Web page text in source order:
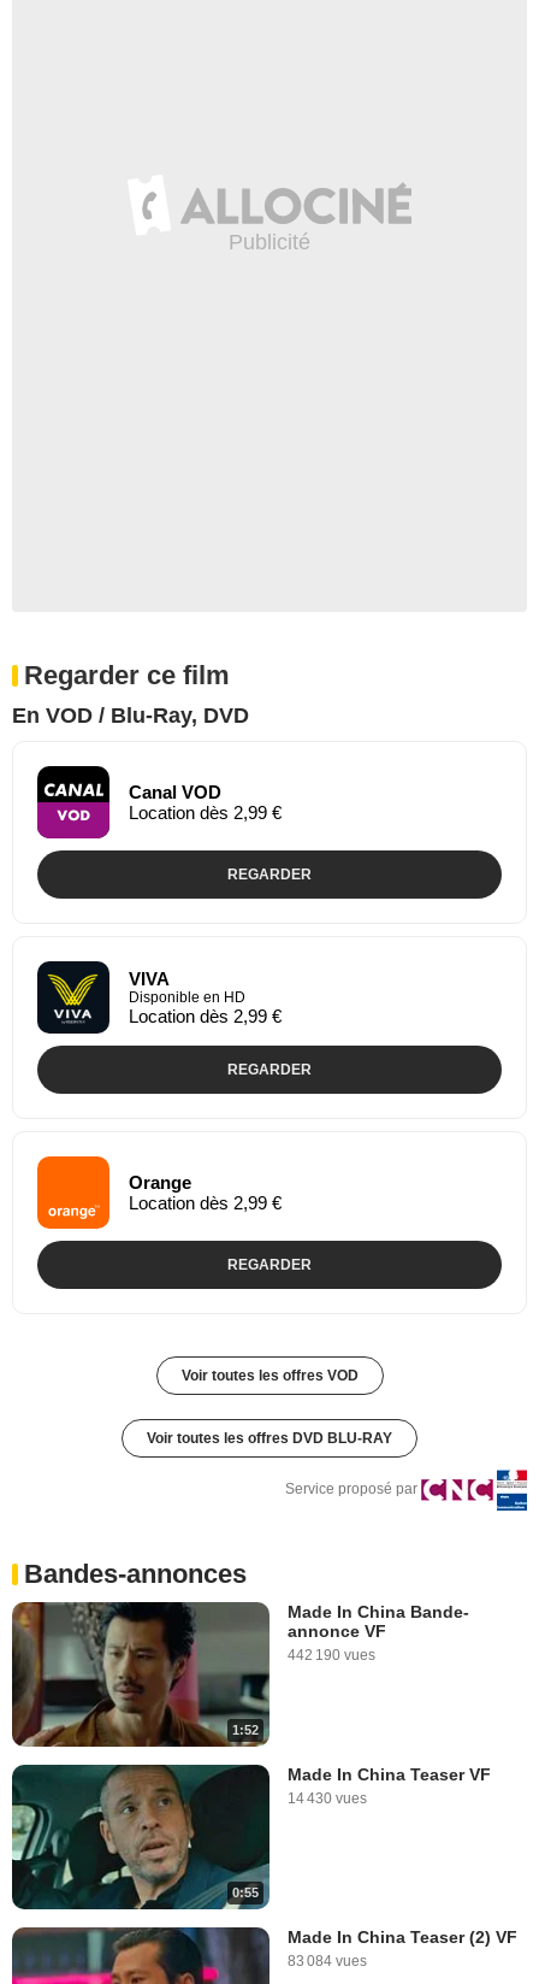
Regarder ce film
En VOD / Blu-Ray, DVD
Canal VOD
Location dès 2,99 €
REGARDER
VIVA
Disponible en HD
Location dès 2,99 €
REGARDER
Orange
Location dès 2,99 €
REGARDER
Voir toutes les offres VOD
Voir toutes les offres DVD BLU-RAY
Service proposé par
Bandes-annonces
1:52
Made In China Bande-
annonce VF
442 190 vues
0:55
Made In China Teaser VF
14 430 vues
Made In China Teaser (2) VF
83 084 vues